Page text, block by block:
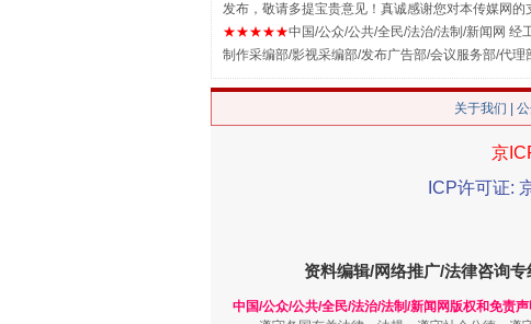
发布，敬请多提宝贵意见！真诚感谢您对本传媒网
★★★★★中国/公众/公共/全民/法治/法制/新闻网
制作采编部/影视采编部/发布广告部/会议服务部/代理
关于我们
京
ICP许可证:
资料编辑/网络推广/法律咨询专
中国/公众/公共/全民/法治/法制/新闻网版权和免责声